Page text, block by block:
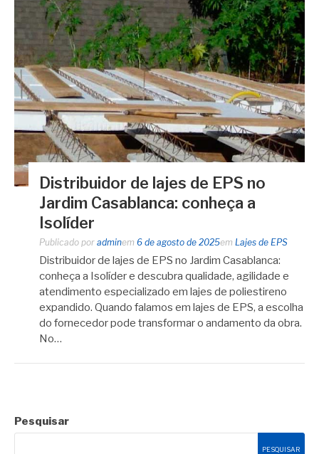
Distribuidor de lajes de EPS no
Jardim Casablanca: conheça a
Isolíder
Publicado por adminem 6 de agosto de 2025em Lajes de EPS
Distribuidor de lajes de EPS no Jardim Casablanca:
conheça a Isolíder e descubra qualidade, agilidade e
atendimento especializado em lajes de poliestireno
expandido. Quando falamos em lajes de EPS, a escolha
do fornecedor pode transformar o andamento da obra.
No…
Pesquisar
PESQUISAR